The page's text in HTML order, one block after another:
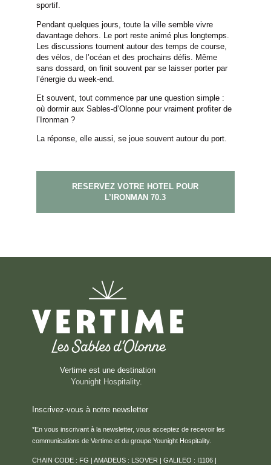
sportif.
Pendant quelques jours, toute la ville semble vivre
davantage dehors. Le port reste animé plus longtemps.
Les discussions tournent autour des temps de course,
des vélos, de l’océan et des prochains défis. Même
sans dossard, on finit souvent par se laisser porter par
l’énergie du week-end.
Et souvent, tout commence par une question simple :
où dormir aux Sables-d’Olonne pour vraiment profiter de
l’Ironman ?
La réponse, elle aussi, se joue souvent autour du port.
RESERVEZ VOTRE HOTEL POUR
L’IRONMAN 70.3
Vertime est une destination
Younight Hospitality.
Inscrivez-vous à notre newsletter
*En vous inscrivant à la newsletter, vous acceptez de recevoir les
communications de Vertime et du groupe Younight Hospitality.
CHAIN CODE : FG | AMADEUS : LSOVER | GALILEO : I1106 |